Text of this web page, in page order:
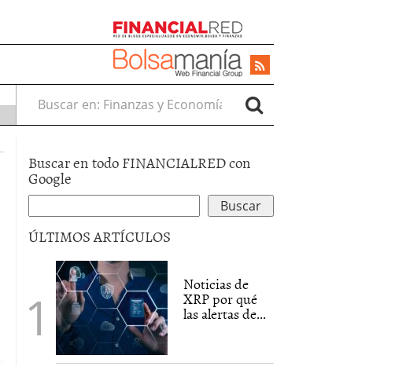
Buscar en:
Buscar en todo FINANCIALRED con
Google
ÚLTIMOS ARTÍCULOS
Noticias de
XRP por qué
las alertas de...